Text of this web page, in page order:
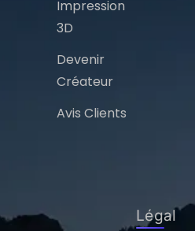
Impression
3D
Devenir
Créateur
Avis Clients
Légal